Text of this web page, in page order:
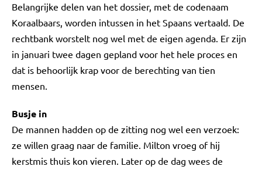
Belangrijke delen van het dossier, met de codenaam
Koraalbaars, worden intussen in het Spaans vertaald. De
rechtbank worstelt nog wel met de eigen agenda. Er zijn
in januari twee dagen gepland voor het hele proces en
dat is behoorlijk krap voor de berechting van tien
mensen.
Busje in
De mannen hadden op de zitting nog wel een verzoek:
ze willen graag naar de familie. Milton vroeg of hij
kerstmis thuis kon vieren. Later op de dag wees de